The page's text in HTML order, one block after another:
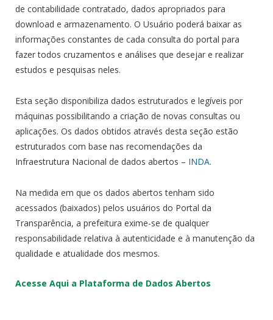
de contabilidade contratado, dados apropriados para
download e armazenamento. O Usuário poderá baixar as
informações constantes de cada consulta do portal para
fazer todos cruzamentos e análises que desejar e realizar
estudos e pesquisas neles.
Esta seção disponibiliza dados estruturados e legíveis por
máquinas possibilitando a criação de novas consultas ou
aplicações. Os dados obtidos através desta seção estão
estruturados com base nas recomendações da
Infraestrutura Nacional de dados abertos – INDA.
Na medida em que os dados abertos tenham sido
acessados (baixados) pelos usuários do Portal da
Transparência, a prefeitura exime-se de qualquer
responsabilidade relativa à autenticidade e à manutenção da
qualidade e atualidade dos mesmos.
Acesse Aqui a Plataforma de Dados Abertos